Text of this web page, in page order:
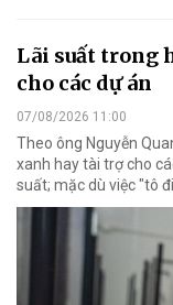
Lãi suất trong
cho các dự án
07/08/2026 11:00
Theo ông Nguyễn
xanh hay tài trợ cho
suất; mặc dù việc "tô